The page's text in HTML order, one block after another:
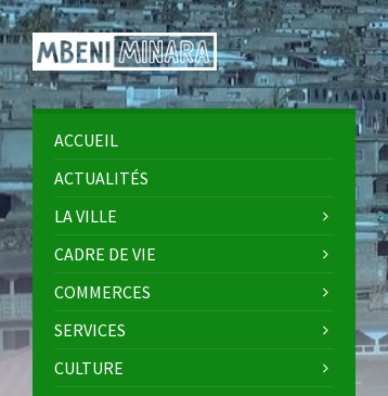
Skip
to
content
Skip
to
left
sidebar
Skip
to
right
sidebar
Skip
to
footer
ACCUEIL
ACTUALITÉS
LA VILLE
CADRE DE VIE
COMMERCES
SERVICES
CULTURE